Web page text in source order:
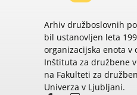
Arhiv družboslovnih
bil ustanovljen leta
organizacijska enota v
Inštituta za družbene
na Fakulteti za
Univerza v Ljubljani.